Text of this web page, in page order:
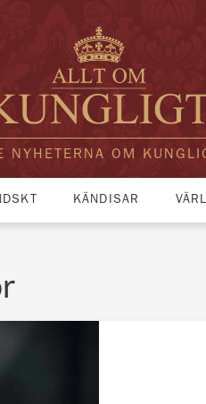
NYHETERNA OM
KÄNDISAR